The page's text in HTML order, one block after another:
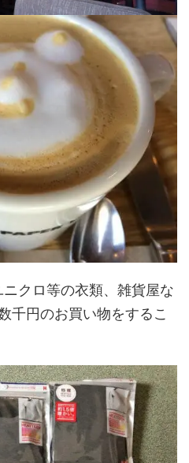
クロ等の衣類、雑貨屋な
千円のお買い物をするこ